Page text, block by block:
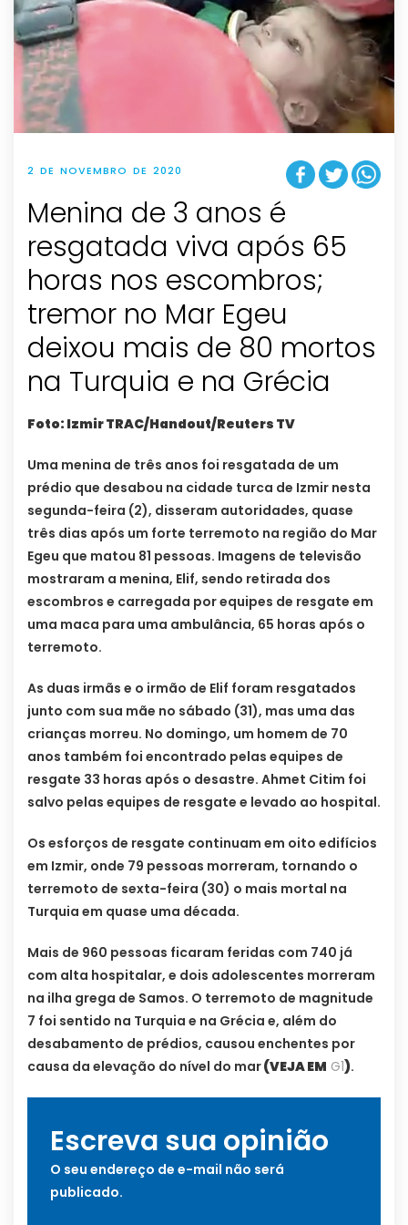
2 DE NOVEMBRO DE 2020
Menina de 3 anos é
resgatada viva após 65
horas nos escombros;
tremor no Mar Egeu
deixou mais de 80 mortos
na Turquia e na Grécia
Foto: Izmir TRAC/Handout/Reuters TV
Uma menina de três anos foi resgatada de um
prédio que desabou na cidade turca de Izmir nesta
segunda-feira (2), disseram autoridades, quase
três dias após um forte terremoto na região do Mar
Egeu que matou 81 pessoas. Imagens de televisão
mostraram a menina, Elif, sendo retirada dos
escombros e carregada por equipes de resgate em
uma maca para uma ambulância, 65 horas após o
terremoto.
As duas irmãs e o irmão de Elif foram resgatados
junto com sua mãe no sábado (31), mas uma das
crianças morreu. No domingo, um homem de 70
anos também foi encontrado pelas equipes de
resgate 33 horas após o desastre. Ahmet Citim foi
salvo pelas equipes de resgate e levado ao hospital.
Os esforços de resgate continuam em oito edifícios
em Izmir, onde 79 pessoas morreram, tornando o
terremoto de sexta-feira (30) o mais mortal na
Turquia em quase uma década.
Mais de 960 pessoas ficaram feridas com 740 já
com alta hospitalar, e dois adolescentes morreram
na ilha grega de Samos. O terremoto de magnitude
7 foi sentido na Turquia e na Grécia e, além do
desabamento de prédios, causou enchentes por
causa da elevação do nível do mar(VEJA EM G1).
Escreva sua opinião
O seu endereço de e-mail não será
publicado.